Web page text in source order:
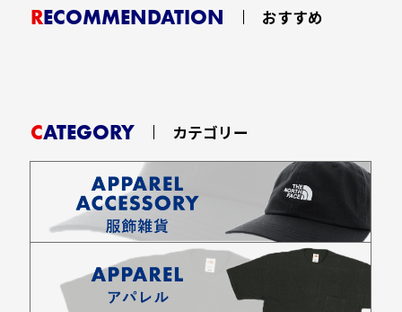
RECOMMENDATION おすすめ
CATEGORY カテゴリー